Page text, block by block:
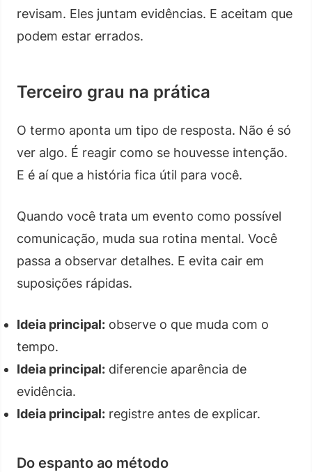
revisam. Eles juntam evidências. E aceitam que
podem estar errados.
Terceiro grau na prática
O termo aponta um tipo de resposta. Não é só
ver algo. É reagir como se houvesse intenção.
E é aí que a história fica útil para você.
Quando você trata um evento como possível
comunicação, muda sua rotina mental. Você
passa a observar detalhes. E evita cair em
suposições rápidas.
Ideia principal: observe o que muda com o
tempo.
Ideia principal: diferencie aparência de
evidência.
Ideia principal: registre antes de explicar.
Do espanto ao método